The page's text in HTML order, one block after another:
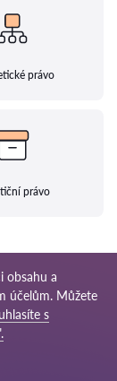
právo
právo
obsahu a
účelům. Můžete
s